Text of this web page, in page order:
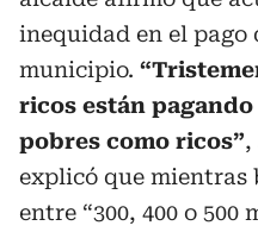
inequidad en el pago
municipio.
ricos están
pobres como ricos”,
explicó que mientras
entre “300, 400 o 500